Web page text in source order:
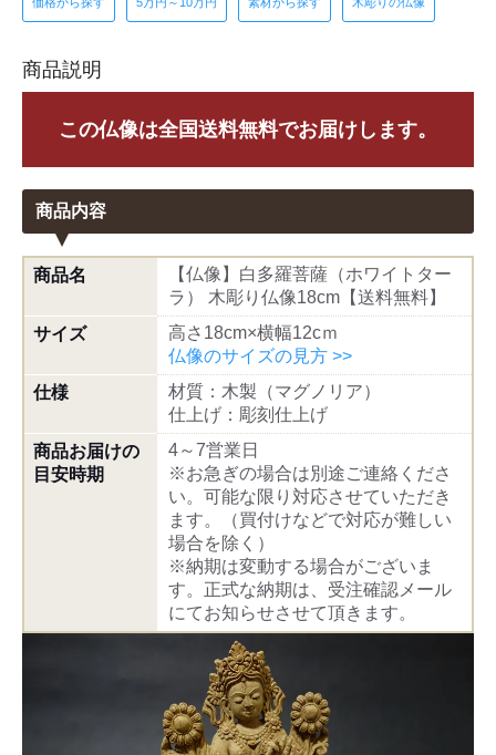
商品説明
この仏像は全国送料無料でお届けします。
商品内容
商品名
【仏像】白多羅菩薩（ホワイトター
ラ） 木彫り仏像18cm【送料無料】
サイズ
高さ18cm×横幅12cｍ
仏像のサイズの見方 >>
仕様
材質：木製（マグノリア）
仕上げ：彫刻仕上げ
商品お届けの
目安時期
4～7営業日
※お急ぎの場合は別途ご連絡くださ
い。可能な限り対応させていただき
ます。（買付けなどで対応が難しい
場合を除く）
※納期は変動する場合がございま
す。正式な納期は、受注確認メール
にてお知らせさせて頂きます。